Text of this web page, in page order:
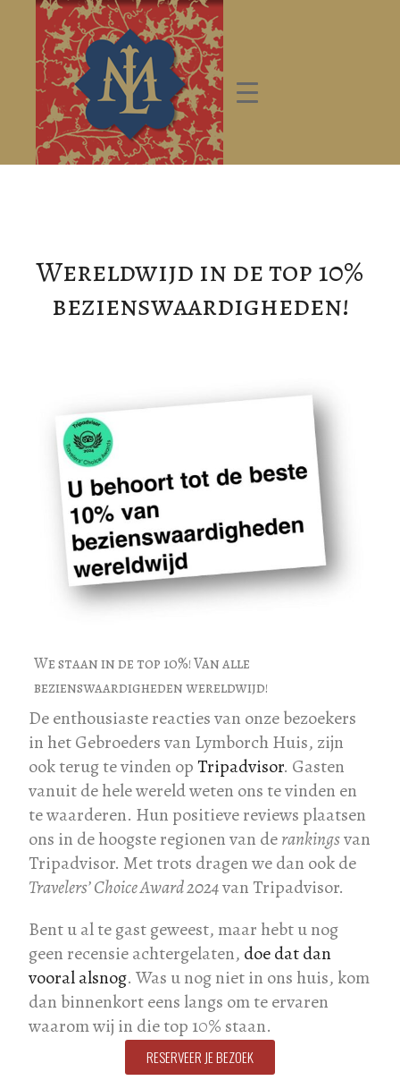
Wereldwijd in de top 10%
bezienswaardigheden!
We staan in de top 10%! Van alle
bezienswaardigheden wereldwijd!
De enthousiaste reacties van onze bezoekers
in het Gebroeders van Lymborch Huis, zijn
ook terug te vinden opTripadvisor. Gasten
vanuit de hele wereld weten ons te vinden en
te waarderen. Hun positieve reviews plaatsen
ons in de hoogste regionen van derankingsvan
Tripadvisor. Met trots dragen we dan ook de
Travelers’ Choice Award 2024van Tripadvisor.
Bent u al te gast geweest, maar hebt u nog
geen recensie achtergelaten, doe dat dan
vooral alsnog. Was u nog niet in ons huis, kom
dan binnenkort eens langs om te ervaren
waarom wij in die top 10% staan.
RESERVEER JE BEZOEK